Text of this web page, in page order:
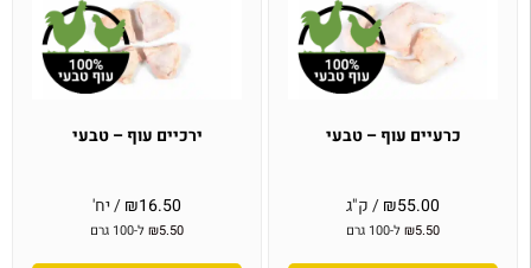
כרעיים עוף – טבעי
₪55.00 / ק"ג
₪5.50 ל-100 גרם
ירכיים עוף – טבעי
₪16.50 / יח'
₪5.50 ל-100 גרם